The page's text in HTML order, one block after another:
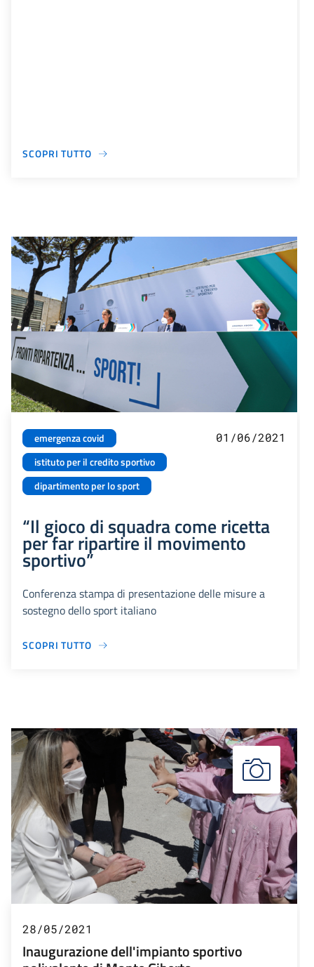
SCOPRI TUTTO
emergenza covid
istituto per il credito sportivo
dipartimento per lo sport
01/06/2021
“Il gioco di squadra come ricetta
per far ripartire il movimento
sportivo”
Conferenza stampa di presentazione delle misure a
sostegno dello sport italiano
SCOPRI TUTTO
28/05/2021
Inaugurazione dell'impianto sportivo